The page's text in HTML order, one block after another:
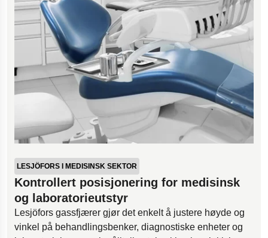
LESJÖFORS I MEDISINSK SEKTOR
Kontrollert posisjonering for medisinsk
og laboratorieutstyr
Lesjöfors gassfjærer gjør det enkelt å justere høyde og
vinkel på behandlingsbenker, diagnostiske enheter og